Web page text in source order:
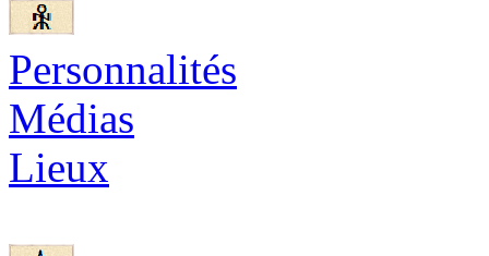
Personnalités
Médias
Lieux